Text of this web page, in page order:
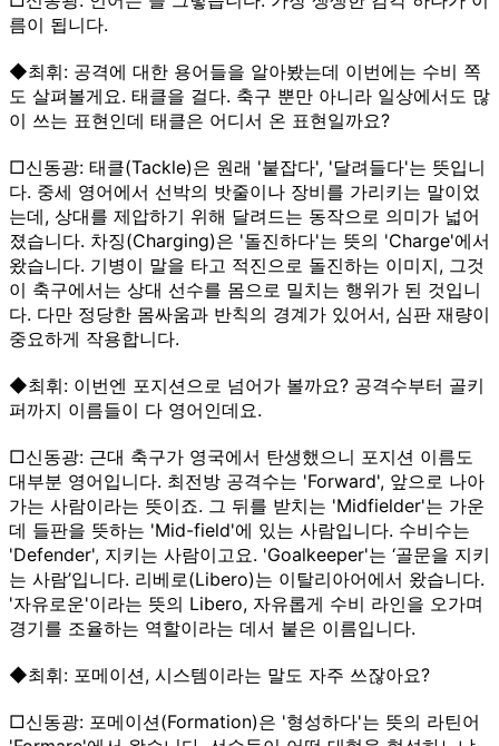
름이 됩니다.
◆최휘: 공격에 대한 용어들을 알아봤는데 이번에는 수비 쪽
도 살펴볼게요. 태클을 걸다. 축구 뿐만 아니라 일상에서도 많
이 쓰는 표현인데 태클은 어디서 온 표현일까요?
□신동광: 태클(Tackle)은 원래 '붙잡다', '달려들다'는 뜻입니
다. 중세 영어에서 선박의 밧줄이나 장비를 가리키는 말이었
는데, 상대를 제압하기 위해 달려드는 동작으로 의미가 넓어
졌습니다. 차징(Charging)은 '돌진하다'는 뜻의 'Charge'에서
왔습니다. 기병이 말을 타고 적진으로 돌진하는 이미지, 그것
이 축구에서는 상대 선수를 몸으로 밀치는 행위가 된 것입니
다. 다만 정당한 몸싸움과 반칙의 경계가 있어서, 심판 재량이
중요하게 작용합니다.
◆최휘: 이번엔 포지션으로 넘어가 볼까요? 공격수부터 골키
퍼까지 이름들이 다 영어인데요.
□신동광: 근대 축구가 영국에서 탄생했으니 포지션 이름도
대부분 영어입니다. 최전방 공격수는 'Forward', 앞으로 나아
가는 사람이라는 뜻이죠. 그 뒤를 받치는 'Midfielder'는 가운
데 들판을 뜻하는 'Mid-field'에 있는 사람입니다. 수비수는
'Defender', 지키는 사람이고요. 'Goalkeeper'는 ‘골문을 지키
는 사람’입니다. 리베로(Libero)는 이탈리아어에서 왔습니다.
'자유로운'이라는 뜻의 Libero, 자유롭게 수비 라인을 오가며
경기를 조율하는 역할이라는 데서 붙은 이름입니다.
◆최휘: 포메이션, 시스템이라는 말도 자주 쓰잖아요?
□신동광: 포메이션(Formation)은 '형성하다'는 뜻의 라틴어